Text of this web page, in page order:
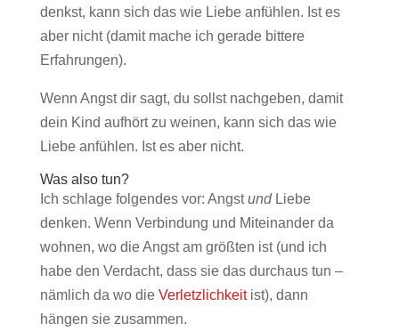
denkst, kann sich das wie Liebe anfühlen. Ist es
aber nicht (damit mache ich gerade bittere
Erfahrungen).
Wenn Angst dir sagt, du sollst nachgeben, damit
dein Kind aufhört zu weinen, kann sich das wie
Liebe anfühlen. Ist es aber nicht.
Was also tun?
Ich schlage folgendes vor: AngstundLiebe
denken. Wenn Verbindung und Miteinander da
wohnen, wo die Angst am größten ist (und ich
habe den Verdacht, dass sie das durchaus tun –
nämlich da wo die Verletzlichkeitist), dann
hängen sie zusammen.